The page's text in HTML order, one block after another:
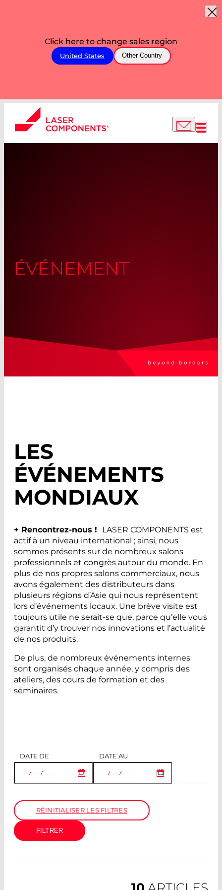
Click here to change sales region
United States Other Country
ÉVÉNEMENT
LES
ÉVÉNEMENTS
MONDIAUX
+ Rencontrez-nous ! LASER COMPONENTS est
actif à un niveau international ; ainsi, nous
sommes présents sur de nombreux salons
professionnels et congrès autour du monde. En
plus de nos propres salons commerciaux, nous
avons également des distributeurs dans
plusieurs régions d’Asie qui nous représentent
lors d’événements locaux. Une brève visite est
toujours utile ne serait-se que, parce qu’elle vous
garantit d’y trouver nos innovations et l’actualité
de nos produits.
De plus, de nombreux événements internes
sont organisés chaque année, y compris des
ateliers, des cours de formation et des
séminaires.
DATE DE DATE AU
RÉINITIALISER LES FILTRES